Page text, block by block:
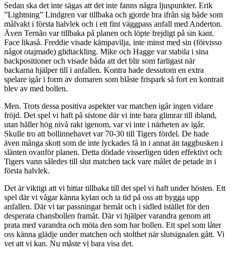
Sedan ska det inte sägas att det inte fanns några ljuspunkter. Erik
”Lightning” Lindgren var tillbaka och gjorde bra ifrån sig både som
målvakt i första halvlek och i ett fint väggpass anfall med Anderton.
Även Ternão var tillbaka på planen och löpte frejdigt på sin kant.
Face likaså. Freddie visade kämpavilja, inte minst med sin (förvisso
något otajmade) glidtackling. Mike och Hagge var stabila i sina
backpositioner och visade båda att det blir som farligast när
backarna hjälper till i anfallen. Kontra hade dessutom en extra
spelare igår i form av domaren som blåste frispark så fort en kontrait
blev av med bollen.
Men. Trots dessa positiva aspekter var matchen igår ingen vidare
fröjd. Det spel vi haft på sistone där vi inte bara glimrar till ibland,
utan håller hög nivå rakt igenom, var vi inte i närheten av igår.
Skulle tro att bollinnehavet var 70-30 till Tigers fördel. De hade
även många skott som de inte lyckades få in i annat än taggbusken i
slänten ovanför planen. Detta dödade visserligen tiden effektivt och
Tigers vann således till slut matchen tack vare målet de petade in i
första halvlek.
Det är viktigt att vi hittar tillbaka till det spel vi haft under hösten. Ett
spel där vi vågar känna kylan och ta tid på oss att bygga upp
anfallen. Där vi tar passningar hemåt och i sidled istället för den
desperata chansbollen framåt. Där vi hjälper varandra genom att
prata med varandra och möta den som har bollen. Ett spel som låter
oss känna glädje under matchen och stolthet när slutsignalen gått. Vi
vet att vi kan. Nu måste vi bara visa det.